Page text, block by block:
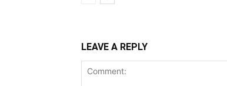
LEAVE A REPLY